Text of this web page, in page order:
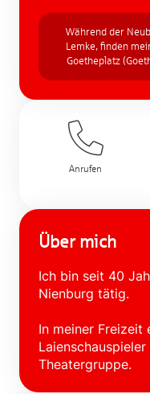
Während der
Lemke, finden
Goetheplatz
Anrufen
Über mich
Ich bin seit 40
Nienburg tätig.
In meiner Freizeit
Theatergruppe.